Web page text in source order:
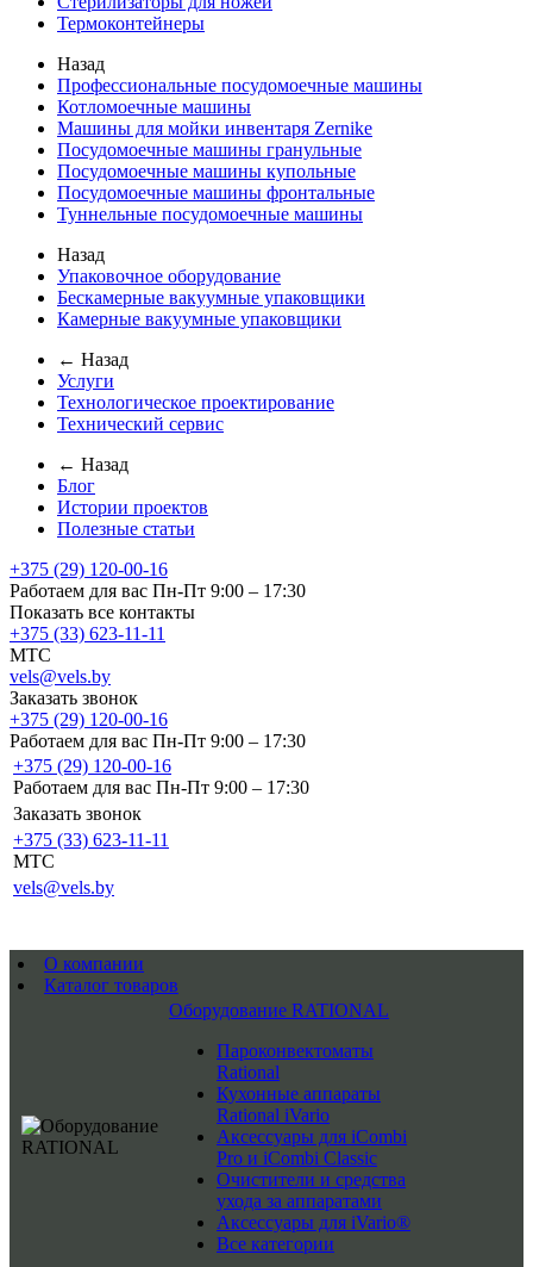
Термоконтейнеры
Назад
Профессиональные посудомоечные машины
Котломоечные машины
Машины для мойки инвентаря Zernike
Посудомоечные машины гранульные
Посудомоечные машины купольные
Посудомоечные машины фронтальные
Туннельные посудомоечные машины
Назад
Упаковочное оборудование
Бескамерные вакуумные упаковщики
Камерные вакуумные упаковщики
← Назад
Услуги
Технологическое проектирование
Технический сервис
← Назад
Блог
Истории проектов
Полезные статьи
+375 (29) 120-00-16
Работаем для вас Пн-Пт 9:00 – 17:30
Показать все контакты
+375 (33) 623-11-11
MTC
vels@vels.by
Заказать звонок
+375 (29) 120-00-16
Работаем для вас Пн-Пт 9:00 – 17:30
+375 (29) 120-00-16
Работаем для вас Пн-Пт 9:00 – 17:30
Заказать звонок
+375 (33) 623-11-11
MTC
vels@vels.by
О компании
Каталог товаров
Оборудование RATIONAL
Пароконвектоматы
Rational
Кухонные аппараты
Rational iVario
Аксессуары для iCombi
Pro и iCombi Classic
Очистители и средства
ухода за аппаратами
Аксессуары для iVario®
Все категории